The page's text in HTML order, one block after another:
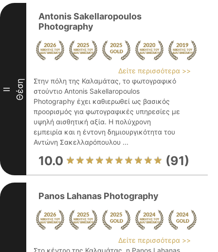
II Θέση
Antonis Sakellaropoulos
Photography
Δείτε περισσότερα >>
Στην πόλη της Καλαμάτας, το φωτογραφικό
στούντιο Antonis Sakellaropoulos
Photography έχει καθιερωθεί ως βασικός
προορισμός για φωτογραφικές υπηρεσίες με
υψηλή αισθητική αξία. Η πολύχρονη
εμπειρία και η έντονη δημιουργικότητα του
Αντώνη Σακελλαρόπουλου ...
10.0 (91)
Panos Lahanas Photography
Δείτε περισσότερα >>
Στο κέντρο της Καλαμάτας, η Panos Lahanas